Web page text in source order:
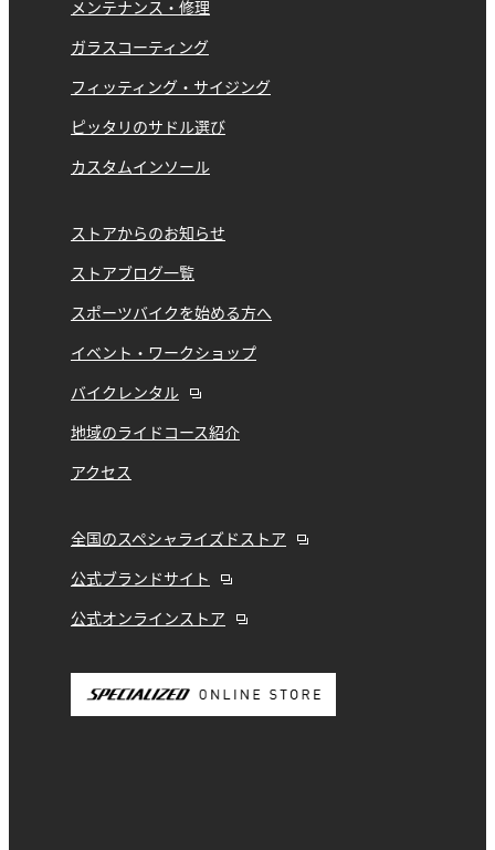
メンテナンス・修理
ガラスコーティング
フィッティング・サイジング
ピッタリのサドル選び
カスタムインソール
ストアからのお知らせ
ストアブログ一覧
スポーツバイクを始める方へ
イベント・ワークショップ
バイクレンタル
地域のライドコース紹介
アクセス
全国のスペシャライズドストア
公式ブランドサイト
公式オンラインストア